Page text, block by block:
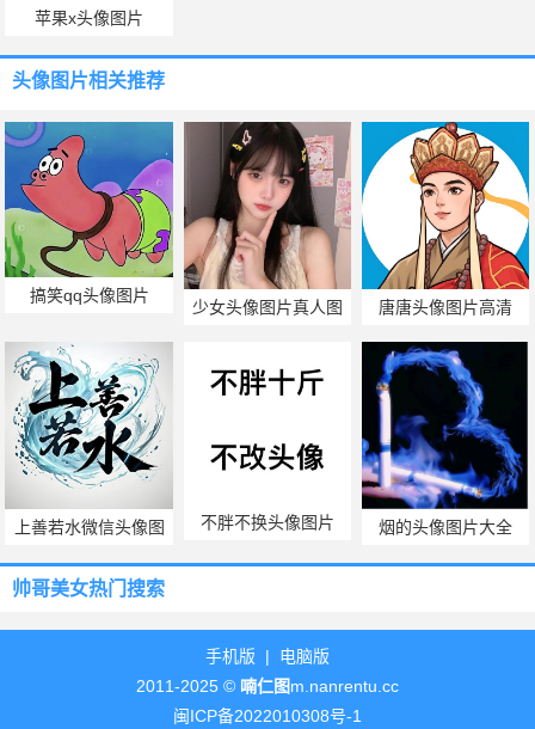
苹果x头像图片
头像图片相关推荐
搞笑qq头像图片
少女头像图片真人图
唐唐头像图片高清
上善若水微信头像图
片
不胖不换头像图片 烟的头像图片大全
帅哥美女热门搜索
手机版 | 电脑版
2011-2025 © 喃仁图m.nanrentu.cc
闽ICP备2022010308号-1